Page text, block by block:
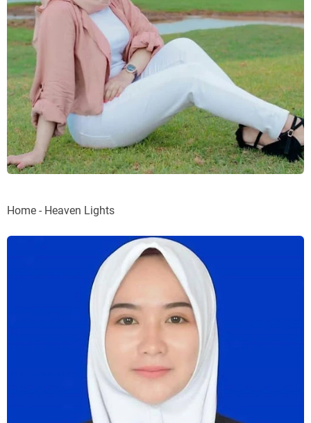
Home - Heaven Lights